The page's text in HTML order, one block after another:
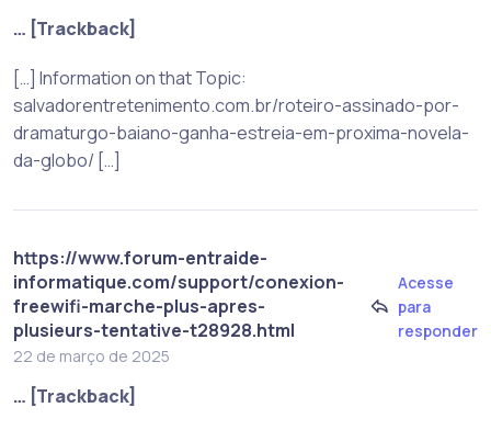
… [Trackback]
[…] Information on that Topic:
salvadorentretenimento.com.br/roteiro-assinado-por-
dramaturgo-baiano-ganha-estreia-em-proxima-novela-
da-globo/ […]
https://www.forum-entraide-
informatique.com/support/conexion-
freewifi-marche-plus-apres-
plusieurs-tentative-t28928.html
22 de março de 2025
Acesse
para
responder
… [Trackback]